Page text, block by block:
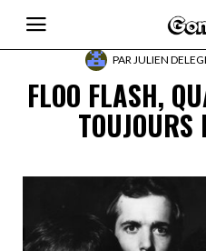
PARJULIEN
FLOO FLASH,
TOUJOURS